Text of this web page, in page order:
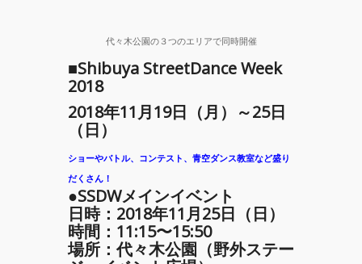
代々木公園の３つのエリアで同時開催
■Shibuya StreetDance Week
2018
2018年11月19日（月）～25日
（日）
ショーやバトル、コンテスト、青空ダンス教室など盛り
だくさん！
●SSDWメインイベント
日時：2018年11月25日（日）
時間：11:15〜15:50
場所：代々木公園（野外ステー